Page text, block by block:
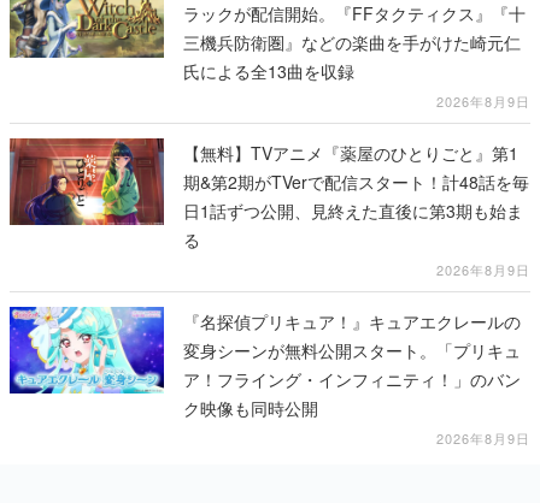
ラックが配信開始。『FFタクティクス』『十
三機兵防衛圏』などの楽曲を手がけた崎元仁
氏による全13曲を収録
2026年8月9日
【無料】TVアニメ『薬屋のひとりごと』第1
期&第2期がTVerで配信スタート！計48話を毎
日1話ずつ公開、見終えた直後に第3期も始ま
る
2026年8月9日
『名探偵プリキュア！』キュアエクレールの
変身シーンが無料公開スタート。「プリキュ
ア！フライング・インフィニティ！」のバン
ク映像も同時公開
2026年8月9日